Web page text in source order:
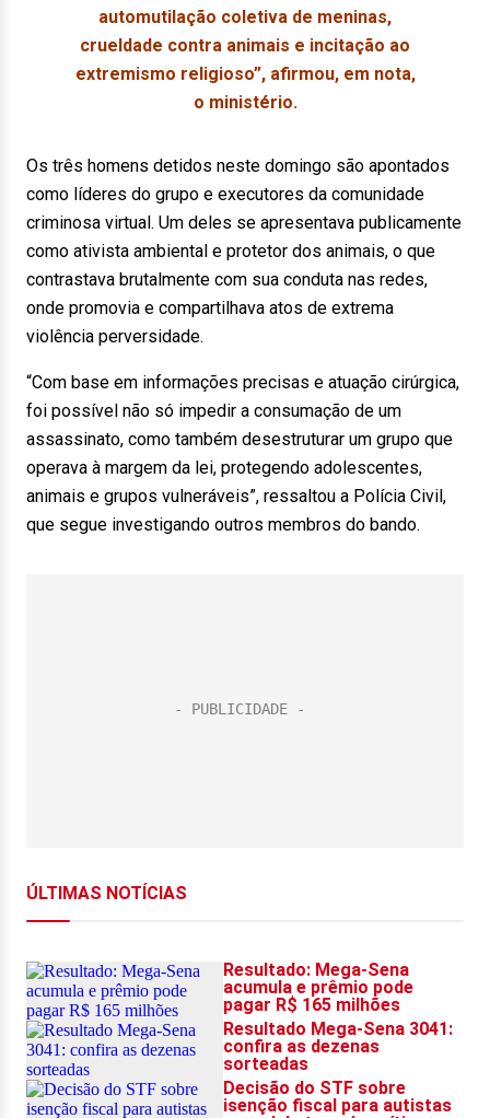
automutilação coletiva de meninas,
crueldade contra animais e incitação ao
extremismo religioso”, afirmou, em nota,
o ministério.
Os três homens detidos neste domingo são apontados
como líderes do grupo e executores da comunidade
criminosa virtual. Um deles se apresentava publicamente
como ativista ambiental e protetor dos animais, o que
contrastava brutalmente com sua conduta nas redes,
onde promovia e compartilhava atos de extrema
violência perversidade.
“Com base em informações precisas e atuação cirúrgica,
foi possível não só impedir a consumação de um
assassinato, como também desestruturar um grupo que
operava à margem da lei, protegendo adolescentes,
animais e grupos vulneráveis”, ressaltou a Polícia Civil,
que segue investigando outros membros do bando.